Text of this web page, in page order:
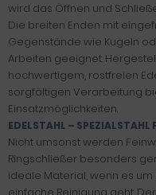
wird das Öffnen und
Die breiten Enden mit
Gegenstände wie Kugeln
Arbeiten geeignet.
hochwertigem, rostfreien
sorgfältigen Verarbeitung
Einsatzmöglichkeiten.
EDELSTAHL – SPEZIALSTAHL
Nicht umsonst werden
Ringschließer besonders
ideale Material, wenn es